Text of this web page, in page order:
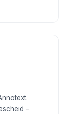
–